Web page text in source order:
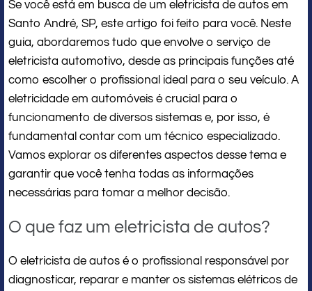
Se você está em busca de um eletricista de autos em
Santo André, SP, este artigo foi feito para você. Neste
guia, abordaremos tudo que envolve o serviço de
eletricista automotivo, desde as principais funções até
como escolher o profissional ideal para o seu veículo. A
eletricidade em automóveis é crucial para o
funcionamento de diversos sistemas e, por isso, é
fundamental contar com um técnico especializado.
Vamos explorar os diferentes aspectos desse tema e
garantir que você tenha todas as informações
necessárias para tomar a melhor decisão.
O que faz um eletricista de autos?
O eletricista de autos é o profissional responsável por
diagnosticar, reparar e manter os sistemas elétricos de